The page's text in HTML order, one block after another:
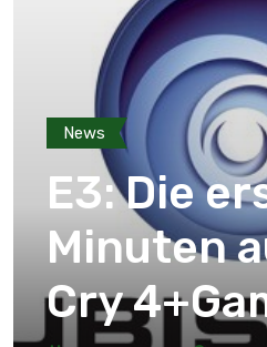
News
E3: Die
Minuten
Cry